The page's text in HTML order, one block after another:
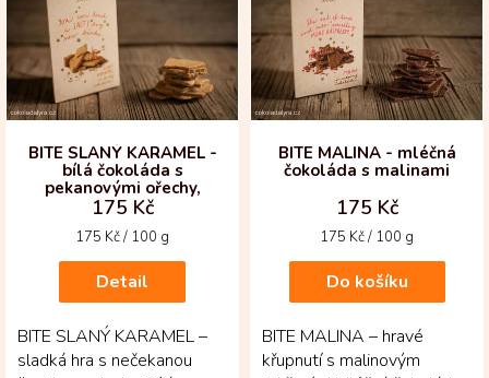
s
p
r
o
BITE SLANÝ KARAMEL -
bílá čokoláda s
pekanovými ořechy,
pohankou a slaným
175 Kč
Měrná
175 Kč / 100 g
Detail
BITE SLANÝ KARAMEL –
sladká hra s nečekanou
BITE MALINA - mléčná
čokoláda s malinami
175 Kč
Měrná
175 Kč / 100 g
Do košíku
BITE MALINA – hravé
křupnutí s malinovým